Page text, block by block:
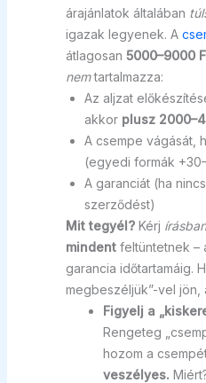
árajánlatok általában
igazak legyenek. A
átlagosan 5000–9000
nemtartalmazza:
Az aljzat
akkor plusz
A csempe vágását,
(egyedi formák
A garanciát (ha
szerződést)
Mit tegyél?Kérj írásban
mindentfeltüntetnek –
garancia időtartamáig.
megbeszéljük”-vel jön,
Figyelj a
Rengeteg
hozom a
veszélyes.